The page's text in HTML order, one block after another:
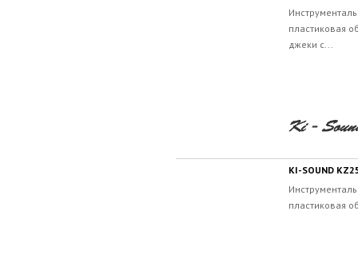
пластиковая
джеки с...
KI-SOUND
пластиковая